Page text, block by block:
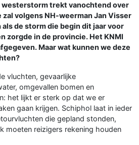
westerstorm trekt vanochtend over
volgens NH-weerman Jan Visser
de storm die begin dit jaar voor
zorgde in de provincie. Het KNMI
Maar wat kunnen we deze
vluchten, gevaarlijke
omgevallen bomen en
het lijkt er sterk op dat we er
gaan krijgen. Schiphol laat in ieder
die gepland stonden,
moeten reizigers rekening houden